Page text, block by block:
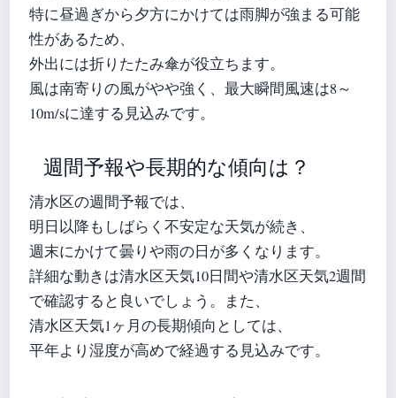
特に昼過ぎから夕方にかけては雨脚が強まる可能
性があるため、
外出には折りたたみ傘が役立ちます。
風は南寄りの風がやや強く、最大瞬間風速は8～
10m/sに達する見込みです。
週間予報や長期的な傾向は？
清水区の週間予報では、
明日以降もしばらく不安定な天気が続き、
週末にかけて曇りや雨の日が多くなります。
詳細な動きは清水区天気10日間や清水区天気2週間
で確認すると良いでしょう。また、
清水区天気1ヶ月の長期傾向としては、
平年より湿度が高めで経過する見込みです。